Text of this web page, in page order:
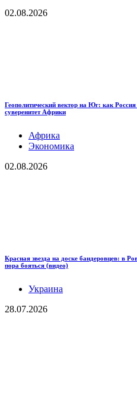
02.08.2026
Геополитический вектор на Юг: как Россия
суверенитет Африки
Африка
Экономика
02.08.2026
Красная звезда на доске бандеровцев: в
пора бояться (видео)
Украина
28.07.2026